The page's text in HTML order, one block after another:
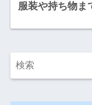
服装や持ち物ま